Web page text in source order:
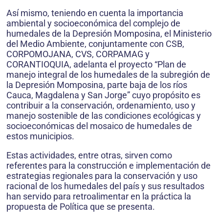
Así mismo, teniendo en cuenta la importancia
ambiental y socioeconómica del complejo de
humedales de la Depresión Momposina, el Ministerio
del Medio Ambiente, conjuntamente con CSB,
CORPOMOJANA, CVS, CORPAMAG y
CORANTIOQUIA, adelanta el proyecto “Plan de
manejo integral de los humedales de la subregión de
la Depresión Momposina, parte baja de los ríos
Cauca, Magdalena y San Jorge” cuyo propósito es
contribuir a la conservación, ordenamiento, uso y
manejo sostenible de las condiciones ecológicas y
socioeconómicas del mosaico de humedales de
estos municipios.
Estas actividades, entre otras, sirven como
referentes para la construcción e implementación de
estrategias regionales para la conservación y uso
racional de los humedales del país y sus resultados
han servido para retroalimentar en la práctica la
propuesta de Política que se presenta.